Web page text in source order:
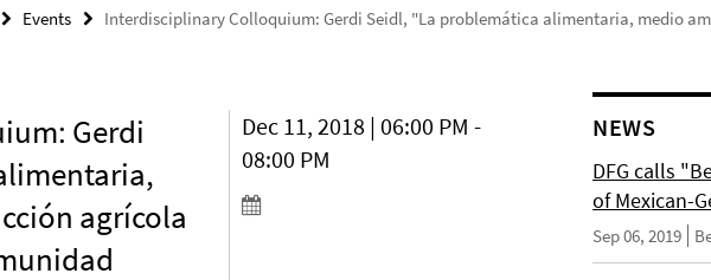
Events
Interdisciplinary Colloquium: Gerdi Seidl, "La problemática alimentaria, medio
Gerdi
agrícola
Dec 11, 2018 | 06:00 PM -
08:00 PM
NEWS
DFG calls
of Mexican-
Sep 06, 2019